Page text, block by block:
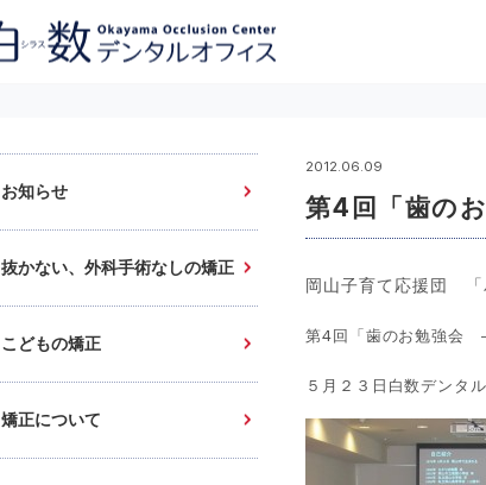
2012.06.09
第4回「歯の
岡山子育て応援団 「
第4回「歯のお勉強会
５月２３日白数デンタ
お知らせ
抜かない、外科手術なしの矯正
こどもの矯正
矯正について